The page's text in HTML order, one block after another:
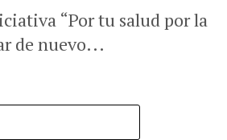
“Por tu salud por la
de nuevo...